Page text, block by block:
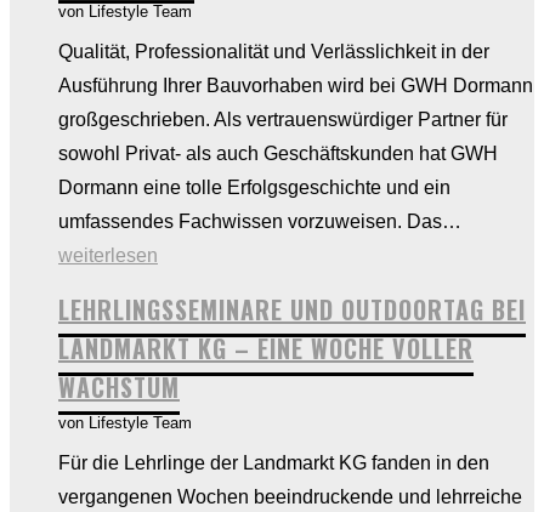
von Lifestyle Team
Qualität, Professionalität und Verlässlichkeit in der
Ausführung Ihrer Bauvorhaben wird bei GWH Dormann
großgeschrieben. Als vertrauenswürdiger Partner für
sowohl Privat- als auch Geschäftskunden hat GWH
Dormann eine tolle Erfolgsgeschichte und ein
umfassendes Fachwissen vorzuweisen. Das…
Ihr
Nähe!
weiterlesen
LEHRLINGSSEMINARE UND OUTDOORTAG BEI
LANDMARKT KG – EINE WOCHE VOLLER
WACHSTUM
von Lifestyle Team
Für die Lehrlinge der Landmarkt KG fanden in den
vergangenen Wochen beeindruckende und lehrreiche